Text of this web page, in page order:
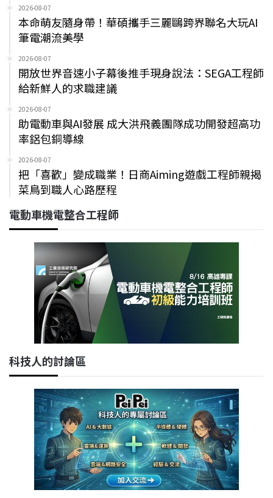
2026-08-07
本命萌友隨身帶！華碩攜手三麗鷗跨界聯名大玩AI
筆電潮流美學
2026-08-07
開放世界音速小子幕後推手現身說法：SEGA工程師
給新鮮人的求職建議
2026-08-07
助電動車與AI發展 成大洪飛義團隊成功開發超高功
率鋁包銅導線
2026-08-07
把「喜歡」變成職業！日商Aiming遊戲工程師親揭
菜鳥到職人心路歷程
電動車機電整合工程師
科技人的討論區